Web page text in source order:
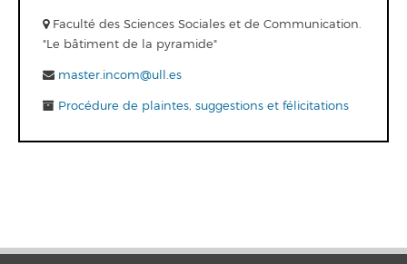
Faculté des Sciences Sociales et de Communication.
"Le bâtiment de la pyramide"
master.incom@ull.es
Procédure de plaintes, suggestions et félicitations